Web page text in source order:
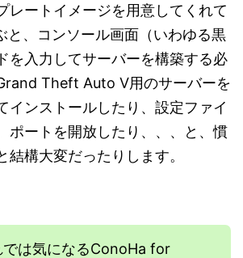
レートイメージを用意してくれて
と、コンソール画面（いわゆる黒
を入力してサーバーを構築する必
Theft Auto V用のサーバーを
インストールしたり、設定ファイ
ポートを開放したり、、、と、慣
結構大変だったりします。
では気になるConoHa for